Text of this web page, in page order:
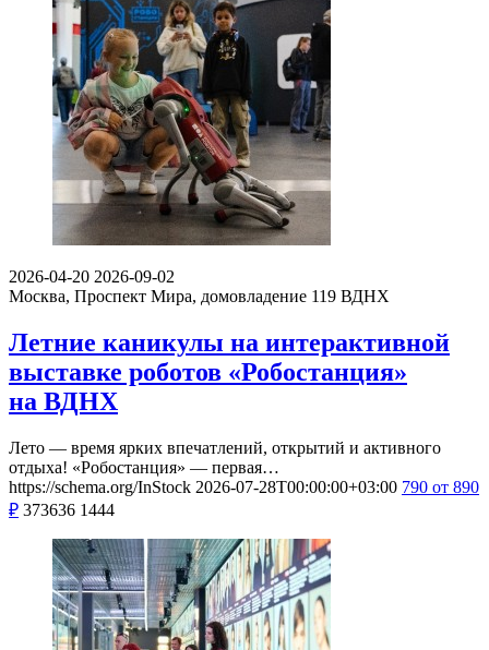
2026-04-20 2026-09-02
Москва, Проспект Мира, домовладение 119 ВДНХ
Летние каникулы на интерактивной
выставке роботов «Робостанция»
на ВДНХ
Лето — время ярких впечатлений, открытий и активного
отдыха! «Робостанция» — первая…
https://schema.org/InStock 2026-07-28T00:00:00+03:00 790 от 890
₽ 373636 1444